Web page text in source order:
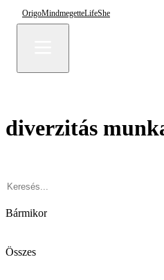
OrigoMindmegetteLifeShe
diverzitás
Bármikor
Összes